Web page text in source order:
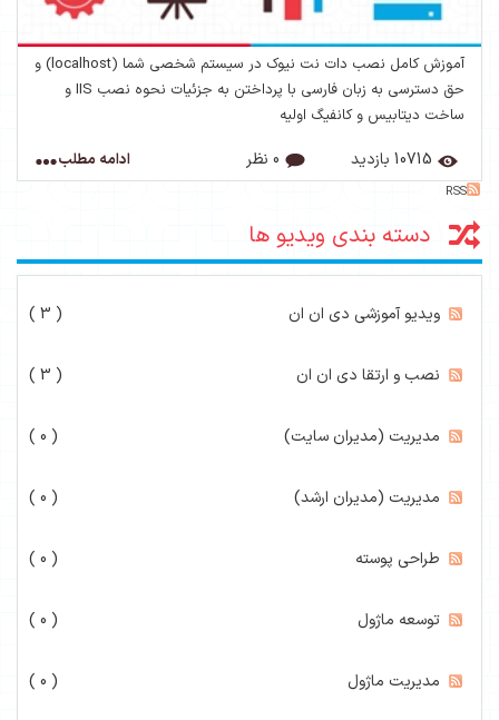
آموزش کامل نصب دات نت نیوک در سیستم شخصی شما (localhost) و
حق دسترسی به زبان فارسی با پرداختن به جزئیات نحوه نصب IIS و
ساخت دیتابیس و کانفیگ اولیه
ادامه مطلب
RSS
دسته بندی ویدیو ها
ویدیو آموزشی دی ان ان ( 3 )
نصب و ارتقا دی ان ان ( 3 )
مدیریت (مدیران سایت) ( 0 )
مدیریت (مدیران ارشد) ( 0 )
طراحی پوسته ( 0 )
توسعه ماژول ( 0 )
مدیریت ماژول ( 0 )